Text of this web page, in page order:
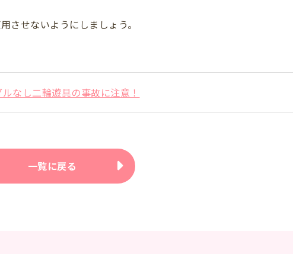
させないようにしましょう。
なし二輪遊具の事故に注意！
一覧に戻る